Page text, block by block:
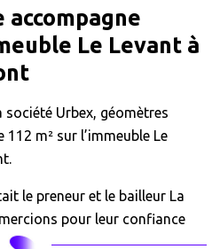
accompagne
Le Levant à
société Urbex, géomètres
m² sur l’immeuble Le
le preneur et le bailleur La
pour leur confiance